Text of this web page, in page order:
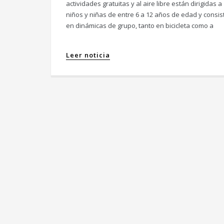
actividades gratuitas y al aire libre están dirigidas a
niños y niñas de entre 6 a 12 años de edad y
en dinámicas de grupo, tanto en bicicleta como a
Leer noticia